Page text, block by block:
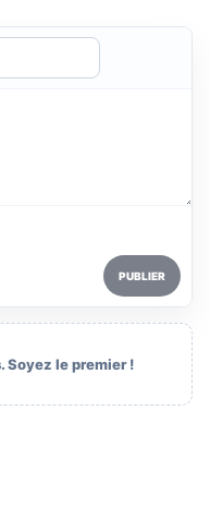
PUBLIER
Soyez le premier !